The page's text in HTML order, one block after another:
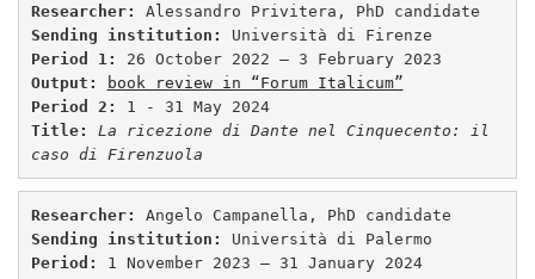
Researcher:
Sending institution:
Period 1:
Output:
book review in “Forum Italicum”
Period 2:
Title: La ricezione di Dante nel Cinquecento: il
caso di Firenzuola
Researcher:
Sending institution:
Period: